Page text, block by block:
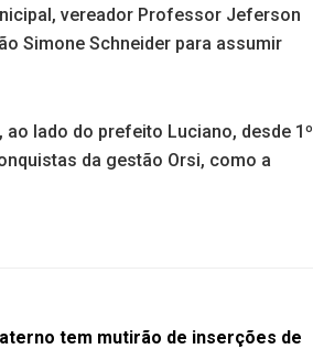
vereador Professor Jeferson
Simone Schneider para assumir
lado do prefeito Luciano, desde 1º
da gestão Orsi, como a
tem mutirão de inserções de